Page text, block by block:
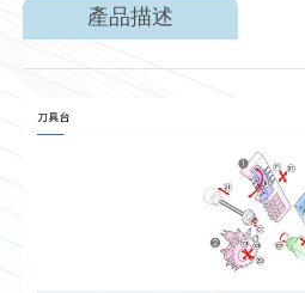
產品描述